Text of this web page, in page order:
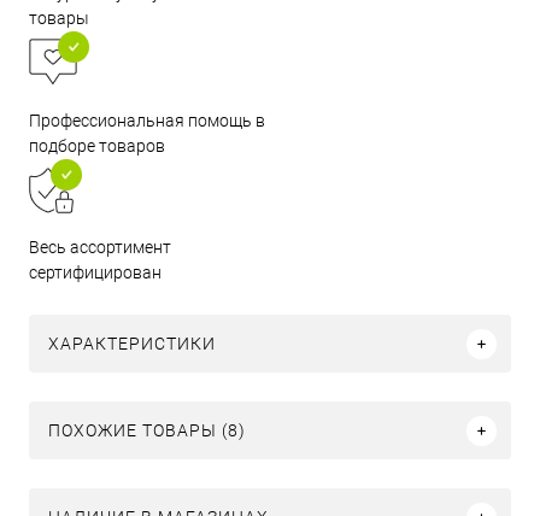
товары
Профессиональная помощь в
подборе товаров
Весь ассортимент
сертифицирован
ХАРАКТЕРИСТИКИ
ПОХОЖИЕ ТОВАРЫ (8)